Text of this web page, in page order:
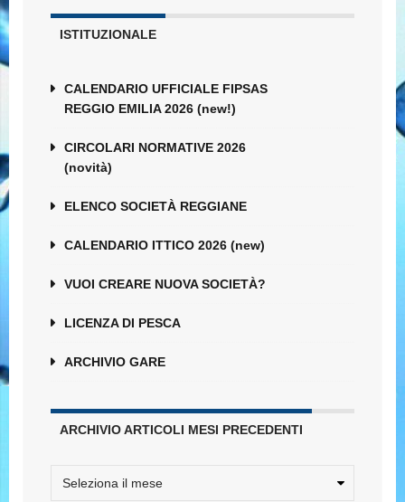
ISTITUZIONALE
CALENDARIO UFFICIALE FIPSAS
REGGIO EMILIA 2026 (new!)
CIRCOLARI NORMATIVE 2026
(novità)
ELENCO SOCIETÀ REGGIANE
CALENDARIO ITTICO 2026 (new)
VUOI CREARE NUOVA SOCIETÀ?
LICENZA DI PESCA
ARCHIVIO GARE
ARCHIVIO ARTICOLI MESI PRECEDENTI